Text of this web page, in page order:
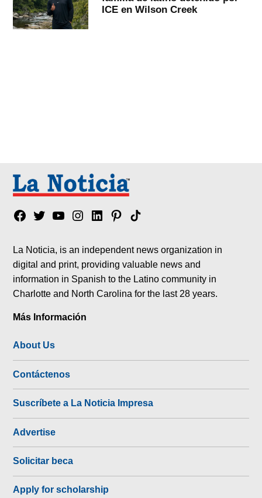
ICE en Wilson Creek
Facebook
TwitterYouTubeInstagram
LinkedinPinterest
Tik
La Noticia, is an independent news organization in
digital and print, providing valuable news and
information in Spanish to the Latino community in
Charlotte and North Carolina for the last 28 years.
Más Información
About Us
Contáctenos
Suscríbete a La Noticia Impresa
Advertise
Solicitar beca
Apply for scholarship